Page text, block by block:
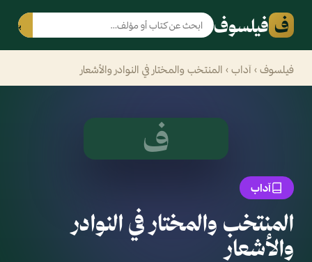
ف فيلسوف بحث
فيلسوف › آداب › المنتخب والمختار في النوادر والأشعار
ف
آداب
المنتخب والمختار في النوادر
والأشعار